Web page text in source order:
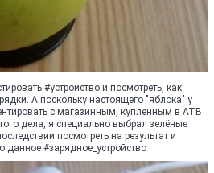
#устройство и посмотреть, как
А поскольку настоящего "яблока" у
с магазинным, купленным в ATB
дела, я специально выбрал зелёные
посмотреть на результат и
данное #зарядное_устройство .